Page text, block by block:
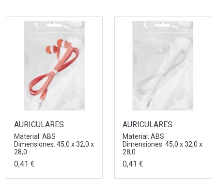
AURICULARES
Material: ABS
Dimensiones: 45,0 x 32,0 x
28,0
0,41 €
AURICULARES
Material: ABS
Dimensiones: 45,0 x 32,0 x
28,0
0,41 €